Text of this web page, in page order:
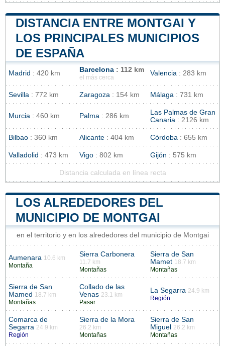
DISTANCIA ENTRE MONTGAI Y
LOS PRINCIPALES MUNICIPIOS
DE ESPAÑA
Madrid : 420 km Barcelona : 112 km
el más cerca
Valencia : 283 km
Sevilla : 772 km Zaragoza : 154 km Málaga : 731 km
Murcia : 460 km Palma : 286 km
Las Palmas de Gran
Canaria : 2126 km
Bilbao : 360 km Alicante : 404 km Córdoba : 655 km
Valladolid : 473 km Vigo : 802 km Gijón : 575 km
Distancia calculada en línea recta
LOS ALREDEDORES DEL
MUNICIPIO DE MONTGAI
en el territorio y en los alrededores del municipio de Montgai
Aumenara 10.6 km
Montaña
Sierra Carbonera
11.7 km
Montañas
Sierra de San
Mamet 18.7 km
Montañas
Sierra de San
Mamed 18.7 km
Montañas
Collado de las
Venas 23.1 km
Pasar
La Segarra 24.9 km
Región
Comarca de
Segarra 24.9 km
Región
Sierra de la Mora
26.2 km
Montañas
Sierra de San
Miguel
26.2 km
Montañas